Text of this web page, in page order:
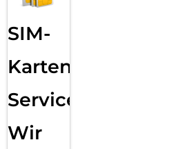
SIM-
Karten
Service:
Wir